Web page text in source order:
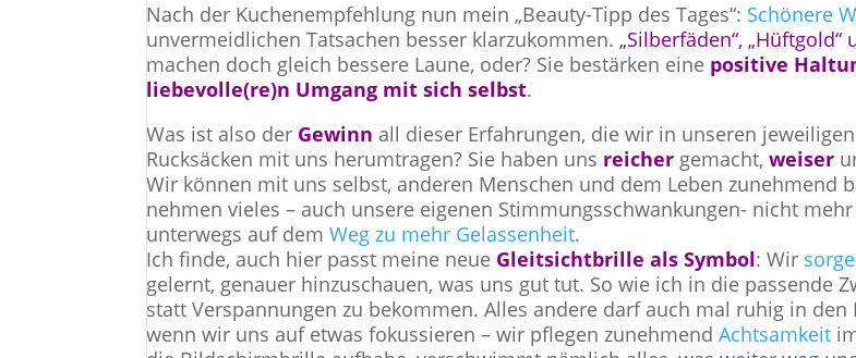
Nach der Kuchenempfehlung nun mein „Beauty-Tipp des Tages“: Schönere
unvermeidlichen Tatsachen besser klarzukommen. „Silberfäden“, „Hüftgold“
machen doch gleich bessere Laune, oder? Sie bestärken eine positive
liebevolle(re)n Umgang mit sich selbst.
Was ist also der Gewinn all dieser Erfahrungen, die wir in unseren
Rucksäcken mit uns herumtragen? Sie haben uns reicher gemacht,weiser
Wir können mit uns selbst, anderen Menschen und dem Leben zunehmend
nehmen vieles – auch unsere eigenen Stimmungsschwankungen- nicht
unterwegs auf demWeg zu mehr Gelassenheit.
Ich finde, auch hier passt meine neue Gleitsichtbrille als Symbol: Wir
gelernt, genauer hinzuschauen, was uns gut tut. So wie ich in die passende
statt Verspannungen zu bekommen. Alles andere darf auch mal ruhig in
wenn wir uns auf etwas fokussieren – wir pflegen zunehmendAchtsamkeit